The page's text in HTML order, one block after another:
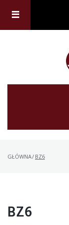
content
GŁÓWNA/ BZ6
BZ6